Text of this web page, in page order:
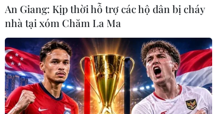
Theo dõi VietnamPlus
An Giang: Kịp thời hỗ trợ các hộ dân bị cháy
nhà tại xóm Chăm La Ma